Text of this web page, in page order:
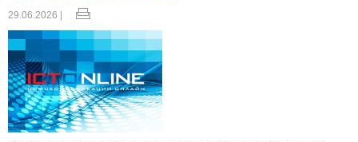
29.06.2026 |